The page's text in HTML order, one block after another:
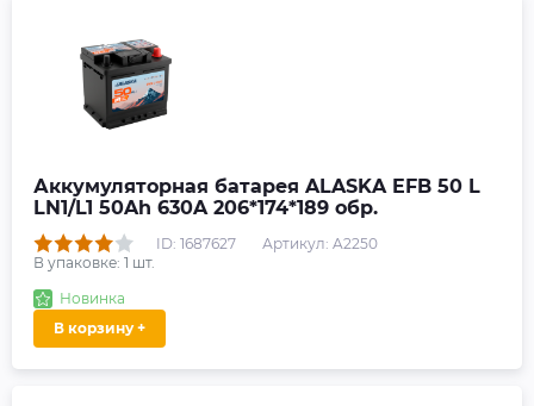
Аккумуляторная батарея ALASKA EFB 50 L
LN1/L1 50Ah 630A 206*174*189 обр.
ID: 1687627
Артикул: A2250
В упаковке: 1 шт.
Новинка
В корзину +